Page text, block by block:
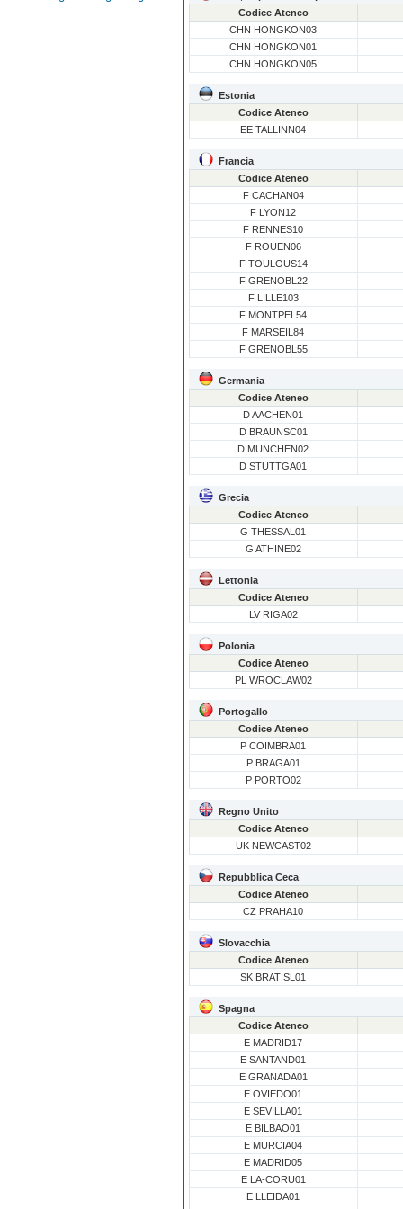
Codice Ateneo
CHN HONGKON03
CHN HONGKON01
CHN HONGKON05
Estonia
Codice Ateneo
EE TALLINN04
Francia
Codice Ateneo
F CACHAN04
F LYON12
F RENNES10
F ROUEN06
F TOULOUS14
F GRENOBL22
F LILLE103
F MONTPEL54
F MARSEIL84
F GRENOBL55
Germania
Codice Ateneo
D AACHEN01
D BRAUNSC01
D MUNCHEN02
D STUTTGA01
Grecia
Codice Ateneo
G THESSAL01
G ATHINE02
Lettonia
Codice Ateneo
LV RIGA02
Polonia
Codice Ateneo
PL WROCLAW02
Portogallo
Codice Ateneo
P COIMBRA01
P BRAGA01
P PORTO02
Regno Unito
Codice Ateneo
UK NEWCAST02
Repubblica Ceca
Codice Ateneo
CZ PRAHA10
Slovacchia
Codice Ateneo
SK BRATISL01
Spagna
Codice Ateneo
E MADRID17
E SANTAND01
E GRANADA01
E OVIEDO01
E SEVILLA01
E BILBAO01
E MURCIA04
E MADRID05
E LA-CORU01
E LLEIDA01